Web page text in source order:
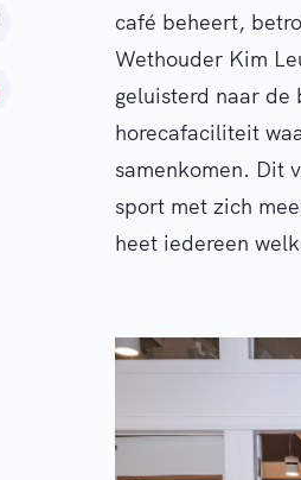
café beheert,
Wethouder Kim
geluisterd naar de
horecafaciliteit
samenkomen. Dit
sport met zich
heet iedereen